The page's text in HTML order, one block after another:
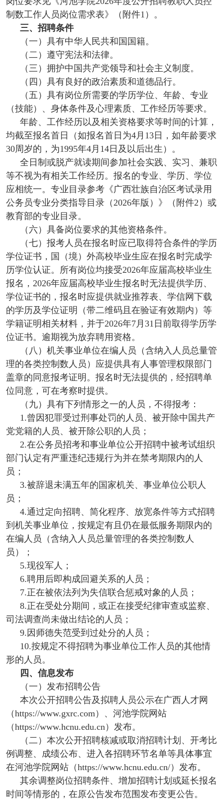
制数工作人员岗位需求表》（附件1）。
三、招聘条件
（一）具有中华人民共和国国籍。
（二）遵守宪法和法律。
（三）拥护中国共产党领导和社会主义制度。
（四）具有良好的政治素质和道德品行。
（五）具有岗位所需要的学历学位、年龄、专业
（技能）、身体条件及心理素质、工作经历等要求。
年龄、工作经历以及相关资格要求等时间的计算，
均截至报名首日（如报名首日为4月13日，如年龄要求
30周岁的，为1995年4月14日及以后出生）。
全日制或脱产就读期间参加社会实践、实习、兼职
等不视为有相关工作经历。报名的专业、学历、学位
应相统一。专业目录参考《广西壮族自治区考试录用
公务员专业分类指导目录（2026年版）》（附件2）或
教育部的专业目录。
（六）具备岗位要求的其他资格条件。
（七）报考人员在报名时应已取得符合条件的学历
学位证书，国（境）外高校毕业生应在报名时完成学
历学位认证。所有岗位均接受2026年应届高校毕业生
报名，2026年应届高校毕业生报名时无法提供学历、
学位证书的，报名时应提供就业推荐表、学信网下载
的学历及学位证明（带二维码且在验证有效期内）等
学籍证明相关材料，并于2026年7月31日前取得学历学
位证书。逾期视为放弃聘用资格。
（八）机关事业单位在编人员（含纳入人员总量管
理的各类控制数人员）应提供具有人事管理权限部门
盖章的同意报考证明。报名时无法提供的，经招聘单
位同意，可在考察时提供。
（九）具有下列情形之一的人员，不得报考：
1.曾因犯罪受过刑事处罚的人员、被开除中国共产
党党籍的人员、被开除公职的人员；
2.在公务员招考和事业单位公开招聘中被考试组织
部门认定有严重违纪违规行为并在禁考期限内的人
员；
3.被辞退未满五年的国家机关、事业单位公职人
员；
4.通过定向招聘、简化程序、放宽条件等方式招聘
到机关事业单位，按规定有且仍在最低服务期限内的
在编人员（含纳入人员总量管理的各类控制数人
员）；
5.现役军人；
6.聘用后即构成回避关系的人员；
7.正在被依法列为失信联合惩戒对象的人员；
8.正在受处分期间，或正在接受纪律审查或监察、
司法调查尚未做出结论的人员；
9.因师德失范受到过处分的人员；
10.按规定不得招聘为事业单位工作人员的其他情
形的人员。
四、信息发布
（一）发布招聘公告
本次公开招聘公告及拟聘人员公示在广西人才网
（https://www.gxrc.com）、河池学院网站
（https://www.hcnu.edu.cn）发布。
（二）本次公开招聘核减或取消招聘计划、开考比
例调整、成绩公布、进入各招聘环节名单等具体事宜
在河池学院网站（https://www.hcnu.edu.cn/）发布。
其余调整岗位招聘条件、增加招聘计划或延长报名
时间等情形的，在原公告发布范围发布变更公告。